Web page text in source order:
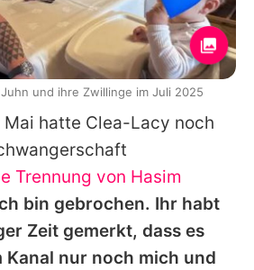
hatte Clea-Lacy noch
Trennung von Hasim
bin gebrochen. Ihr habt
Zeit gemerkt, dass es
Kanal nur noch mich und
und ihre Zwillinge im Juli 2025